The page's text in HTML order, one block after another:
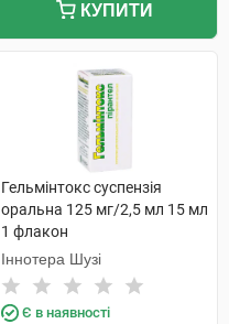
КУПИТИ
Гельмінтокс суспензія
оральна 125 мг/2,5 мл 15 мл
1 флакон
Іннотера Шузі
Є в наявності